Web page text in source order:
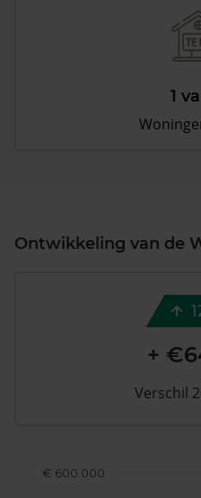
1
Ontwikkeling van de
€ 600.000
+
Verschil